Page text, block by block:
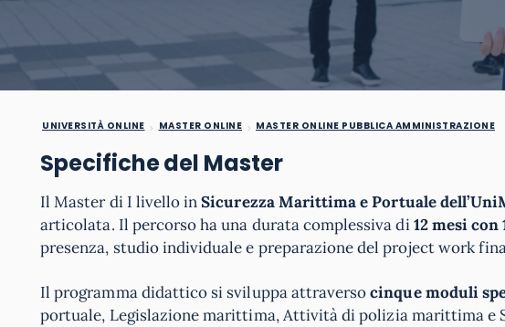
UNIVERSITÀ ONLINE MASTER ONLINE MASTER ONLINE PUBBLICA AMMINISTRAZIONE
Specifiche del Master
Il Master di I livello inSicurezza Marittima e Portuale
articolata. Il percorso ha una durata complessiva di12 mesi
presenza, studio individuale e preparazione del project work
Il programma didattico si sviluppa attraversocinque moduli
portuale, Legislazione marittima, Attività di polizia marittima e